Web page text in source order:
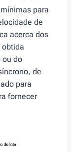
para
de
acerca dos
obtida
ou do
de
para
fornecer